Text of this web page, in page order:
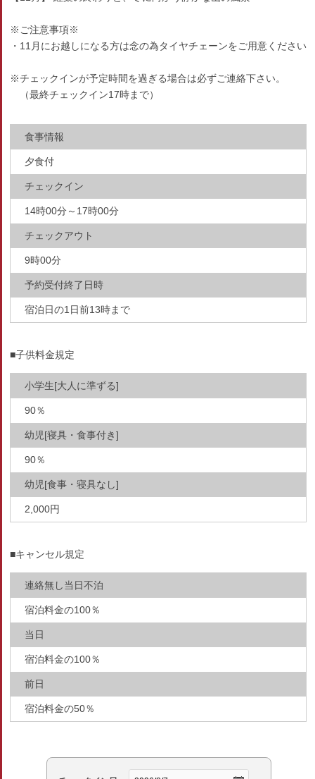
※ご注意事項※
・11月にお越しになる方は念の為タイヤチェーンをご用意ください
※チェックインが予定時間を過ぎる場合は必ずご連絡下さい。
（最終チェックイン17時まで）
食事情報
夕食付
チェックイン
14時00分～17時00分
チェックアウト
9時00分
予約受付終了日時
宿泊日の1日前13時まで
■子供料金規定
小学生[大人に準ずる]
90％
幼児[寝具・食事付き]
90％
幼児[食事・寝具なし]
2,000円
■キャンセル規定
連絡無し当日不泊
宿泊料金の100％
当日
宿泊料金の100％
前日
宿泊料金の50％